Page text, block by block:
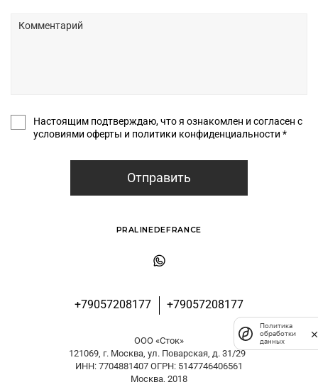
Настоящим подтверждаю, что я ознакомлен и согласен с
условиями оферты и политики конфиденциальности *
Отправить
+79057208177 +79057208177
PRALINEDEFRANCE
ООО «Сток»
121069, г. Москва, ул. Поварская, д. 31/29
ИНН: 7704881407 ОГРН: 5147746406561
Москва, 2018
Политика
обработки
данных